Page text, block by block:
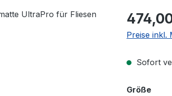
Regulärer
Preise inkl.
Sofort
Größe